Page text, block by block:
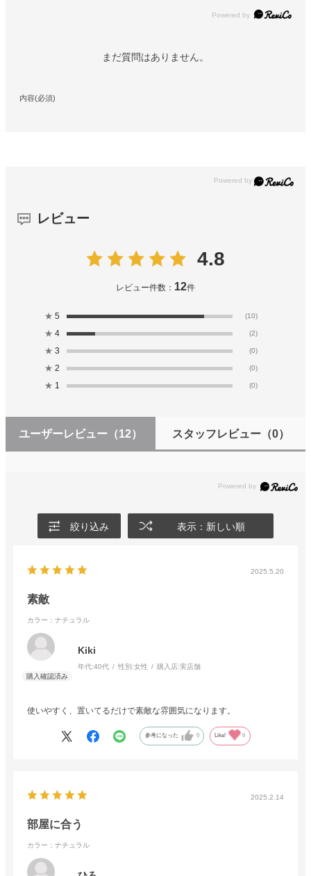
Powered by
まだ質問はありません。
内容(必須)
レビュー
4.8
レビュー件数： 12件
★ 5 (10)
★ 4 (2)
★ 3 (0)
★ 2 (0)
★ 1 (0)
ユーザーレビュー （12） スタッフレビュー（0）
絞り込み 表示：新しい順
2025.5.20
素敵
カラー：ナチュラル
Kiki
年代:40代 性別:女性 購入店:実店舗
使いやすく、置いてるだけで素敵な雰囲気になります。
参考になった 0 Like! 0
2025.2.14
部屋に合う
カラー：ナチュラル